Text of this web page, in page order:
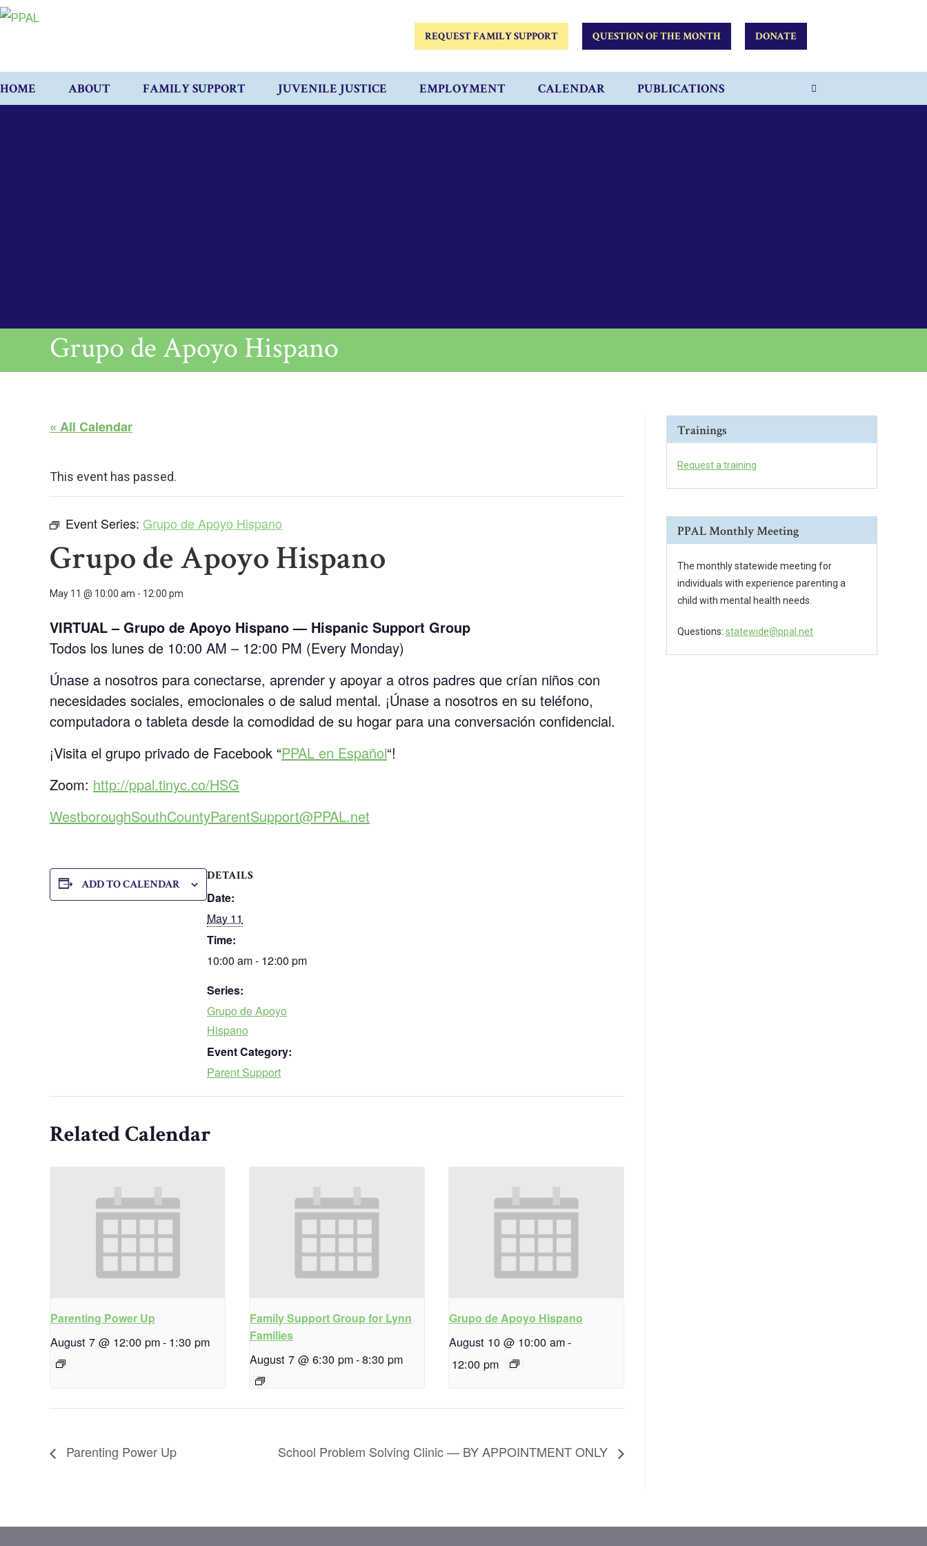
REQUEST FAMILY SUPPORT QUESTION OF THE MONTH DONATE
HOME ABOUT FAMILY SUPPORT JUVENILE JUSTICE EMPLOYMENT CALENDAR PUBLICATIONS
Grupo de Apoyo Hispano
« All Calendar
This event has passed.
Event Series: Grupo de Apoyo Hispano
Grupo de Apoyo Hispano
May 11 @ 10:00 am - 12:00 pm
VIRTUAL – Grupo de Apoyo Hispano — Hispanic Support Group
Todos los lunes de 10:00 AM – 12:00 PM (Every Monday)
Únase a nosotros para conectarse, aprender y apoyar a otros padres que crían niños con
necesidades sociales, emocionales o de salud mental. ¡Únase a nosotros en su teléfono,
computadora o tableta desde la comodidad de su hogar para una conversación confidencial.
¡Visita el grupo privado de Facebook “PPAL en Español“!
Zoom: http://ppal.tinyc.co/HSG
WestboroughSouthCountyParentSupport@PPAL.net
ADD TO CALENDAR
DETAILS
Date:
May 11
Time:
10:00 am - 12:00 pm
Series:
Grupo de Apoyo
Hispano
Event Category:
Parent Support
Related Calendar
Parenting Power Up
August 7 @ 12:00 pm- 1:30 pm
Family Support Group for Lynn
Families
August 7 @ 6:30 pm-8:30 pm
Grupo de Apoyo Hispano
August 10 @ 10:00 am-
12:00 pm
Parenting Power Up School Problem Solving Clinic — BY APPOINTMENT ONLY
Trainings
Request a training
PPAL Monthly Meeting
The monthly statewide meeting for
individuals with experience parenting a
child with mental health needs.
Questions: statewide@ppal.net